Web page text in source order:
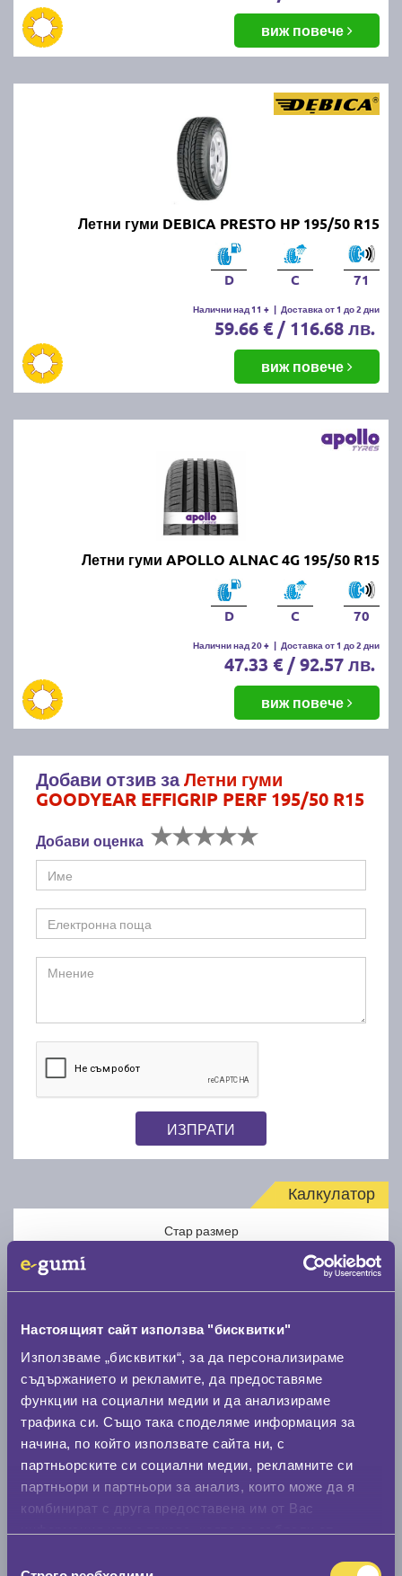
Настоящият сайт използва "бисквитки"
Използваме „бисквитки“, за да персонализираме
съдържанието и рекламите, да предоставяме
функции на социални медии и да анализираме
трафика си. Също така споделяме информация за
начина, по който използвате сайта ни, с
партньорските си социални медии, рекламните си
партньори и партньори за анализ, които може да я
комбинират с друга предоставена им от Вас
виж повече
Летни гуми DEBICA PRESTO HP 195/50 R15
D C 71
Налични над 11 + | Доставка от 1 до 2 дни
59.66 € / 116.68 лв.
виж повече
Летни гуми APOLLO ALNAC 4G 195/50 R15
D C 70
Налични над 20 + | Доставка от 1 до 2 дни
47.33 € / 92.57 лв.
виж повече
Добави отзив заЛетни гуми
GOODYEAR EFFIGRIP PERF 195/50 R15
Добави оценка
ИЗПРАТИ
Калкулатор
Стар размер
Нов размер
Стар размер
0 мм.